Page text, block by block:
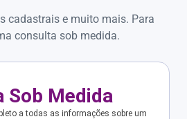
cadastrais e muito mais. Para
consulta sob medida.
Sob Medida
a todas as informações sobre um